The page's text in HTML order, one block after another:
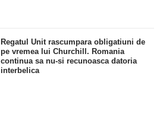
Regatul Unit rascumpara obligatiuni de
pe vremea lui Churchill. Romania
continua sa nu-si recunoasca datoria
interbelica